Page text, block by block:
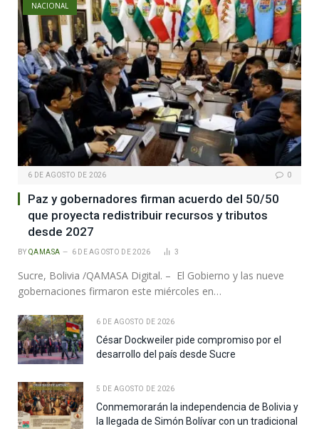
NACIONAL
6 DE AGOSTO DE 2026 0
Paz y gobernadores firman acuerdo del 50/50
que proyecta redistribuir recursos y tributos
desde 2027
BY QAMASA 6 DE AGOSTO DE 2026 3
Sucre, Bolivia /QAMASA Digital. – El Gobierno y las nueve
gobernaciones firmaron este miércoles en…
6 DE AGOSTO DE 2026
César Dockweiler pide compromiso por el
desarrollo del país desde Sucre
5 DE AGOSTO DE 2026
Conmemorarán la independencia de Bolivia y
la llegada de Simón Bolívar con un tradicional